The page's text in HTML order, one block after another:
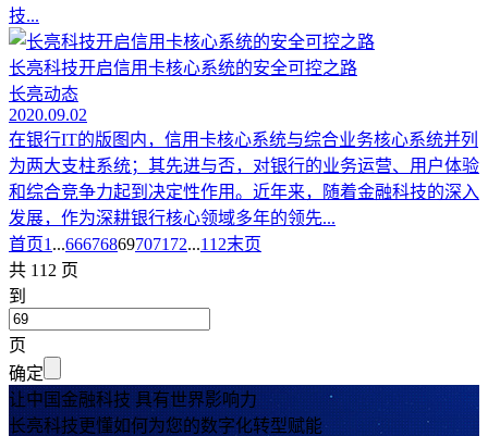
技...
长亮科技开启信用卡核心系统的安全可控之路
长亮动态
2020.09.02
在银行IT的版图内，信用卡核心系统与综合业务核心系统并列
为两大支柱系统；其先进与否，对银行的业务运营、用户体验
和综合竞争力起到决定性作用。近年来，随着金融科技的深入
发展，作为深耕银行核心领域多年的领先...
首页1 ...666768697071 72...112末页
共 112 页
到
页
确定
让中国金融科技 具有世界影响力
长亮科技更懂如何为您的数字化转型赋能